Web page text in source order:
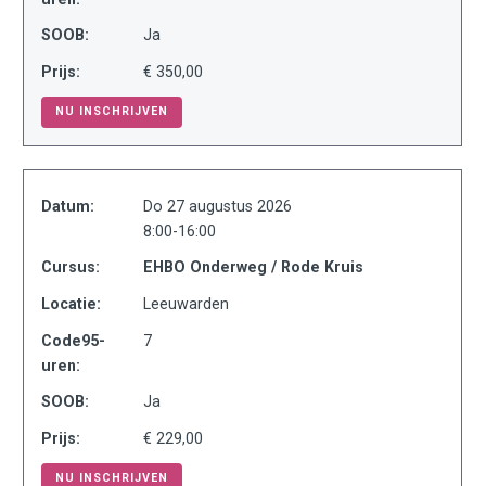
SOOB: Ja
Prijs: € 350,00
NU INSCHRIJVEN
Datum:
Do 27 augustus 2026
8:00-16:00
Cursus: EHBO Onderweg / Rode Kruis
Locatie: Leeuwarden
Code95-
uren:
7
SOOB: Ja
Prijs: € 229,00
NU INSCHRIJVEN